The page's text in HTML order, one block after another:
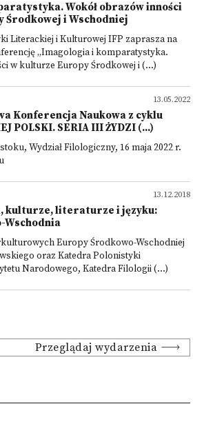
Wokół obrazów inności
Środkowej i Wschodniej
Literackiej i Kulturowej IFP zaprasza na
„Imagologia i komparatystyka.
w kulturze Europy Środkowej i (...)
13.05.2022
Konferencja Naukowa z cyklu
POLSKI. SERIA III ŻYDZI (...)
Wydział Filologiczny, 16 maja 2022 r.
13.12.2018
kulturze, literaturze i języku:
Wschodnia
Europy Środkowo-Wschodniej
oraz Katedra Polonistyki
Narodowego, Katedra Filologii (...)
Przeglądaj wydarzenia